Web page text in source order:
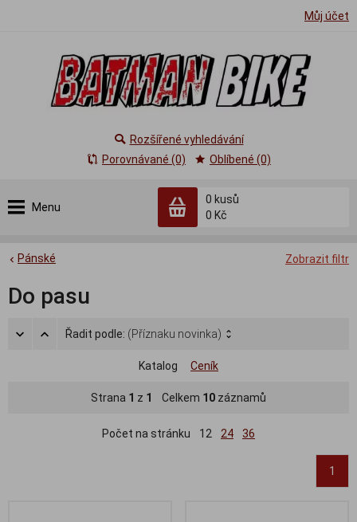
Můj účet
Menu
0 kusů
0 Kč
Rozšířené vyhledávání
Porovnávané (0)
Oblíbené (0)
Zobrazit filtr
Pánské
Do pasu
Řadit podle: (Příznaku novinka)
Katalog Ceník
Strana 1 z 1 Celkem 10 záznamů
Počet na stránku 12 24 36
1